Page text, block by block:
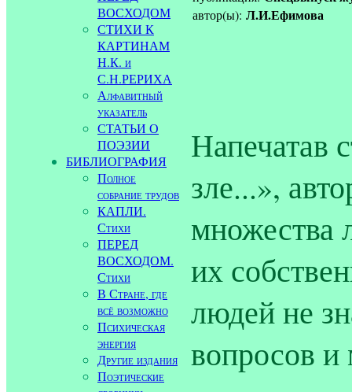
ВОСХОДОМ
СТИХИ К
КАРТИНАМ
Н.К. и
С.Н.РЕРИХА
Алфавитный
указатель
СТАТЬИ О
ПОЭЗИИ
БИБЛИОГРАФИЯ
Полное
собрание трудов
КАПЛИ.
Стихи
ПЕРЕД
ВОСХОДОМ.
Стихи
В Стране, где
всё возможно
Психическая
энергия
Другие издания
Поэтические
автор(ы): Л.И.Ефимова
Напечатав
зле...»,
множества
их
людей не
вопросов и